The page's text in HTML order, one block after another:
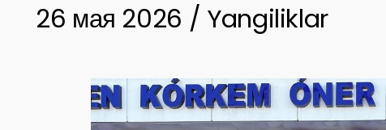
26 мая 2026 / Yangiliklar